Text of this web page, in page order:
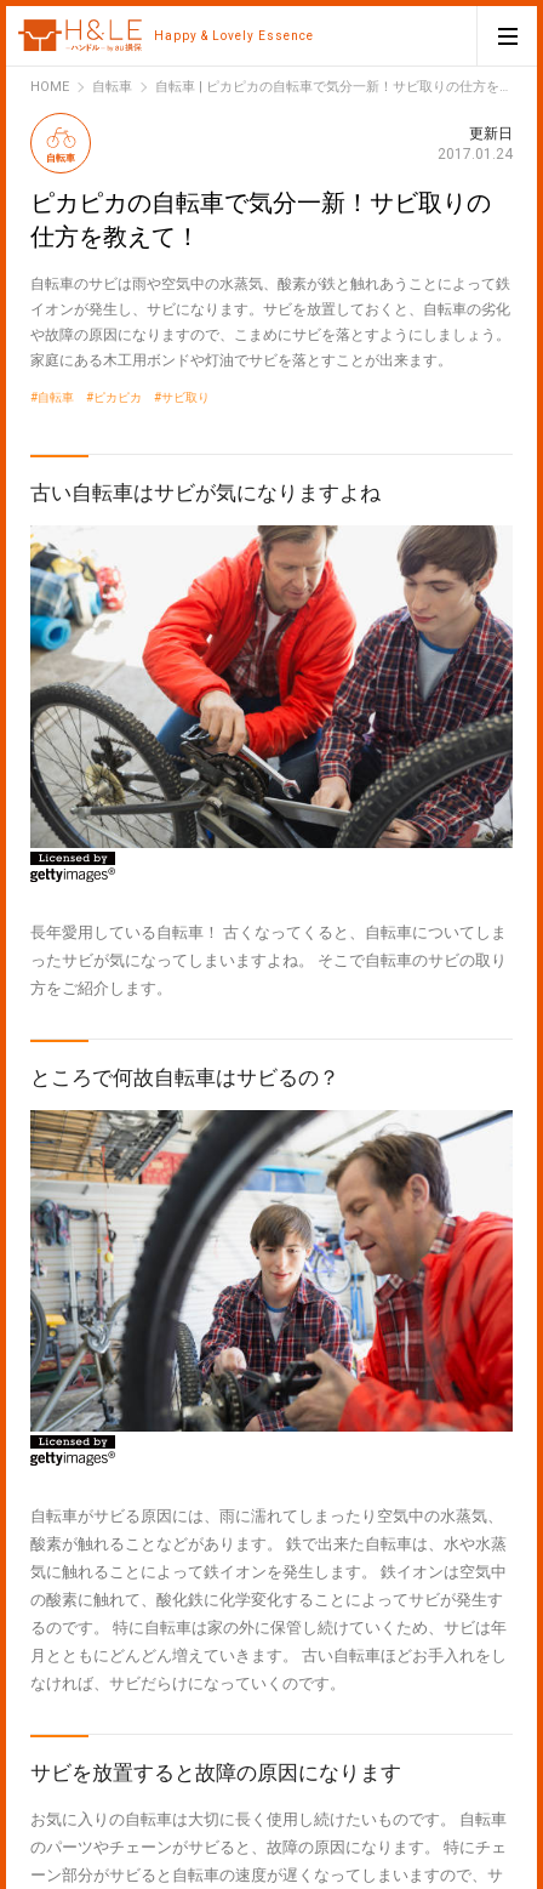
Happy & Lovely Essence
HOMEH&LE自転車 自転車 | ピカピカの自転車で気分一新！サビ取りの仕方を教えて！
自転車
更新日
2017.01.24
ピカピカの自転車で気分一新！サビ取りの
仕方を教えて！
自転車のサビは雨や空気中の水蒸気、酸素が鉄と触れあうことによって鉄
イオンが発生し、サビになります。サビを放置しておくと、自転車の劣化
や故障の原因になりますので、こまめにサビを落とすようにしましょう。
家庭にある木工用ボンドや灯油でサビを落とすことが出来ます。
自転車 ピカピカ サビ取り
古い自転車はサビが気になりますよね
長年愛用している自転車！ 古くなってくると、自転車についてしま
ったサビが気になってしまいますよね。 そこで自転車のサビの取り
方をご紹介します。
ところで何故自転車はサビるの？
自転車がサビる原因には、雨に濡れてしまったり空気中の水蒸気、
酸素が触れることなどがあります。 鉄で出来た自転車は、水や水蒸
気に触れることによって鉄イオンを発生します。 鉄イオンは空気中
の酸素に触れて、酸化鉄に化学変化することによってサビが発生す
るのです。 特に自転車は家の外に保管し続けていくため、サビは年
月とともにどんどん増えていきます。 古い自転車ほどお手入れをし
なければ、サビだらけになっていくのです。
サビを放置すると故障の原因になります
お気に入りの自転車は大切に長く使用し続けたいものです。 自転車
のパーツやチェーンがサビると、故障の原因になります。 特にチェ
ーン部分がサビると自転車の速度が遅くなってしまいますので、サ